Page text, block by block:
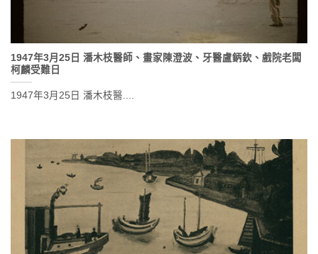
1947年3月25日 潘木枝醫師、畫家陳澄波、牙醫盧鈵欽、戲院老闆
柯麟受難日
1947年3月25日 潘木枝醫....